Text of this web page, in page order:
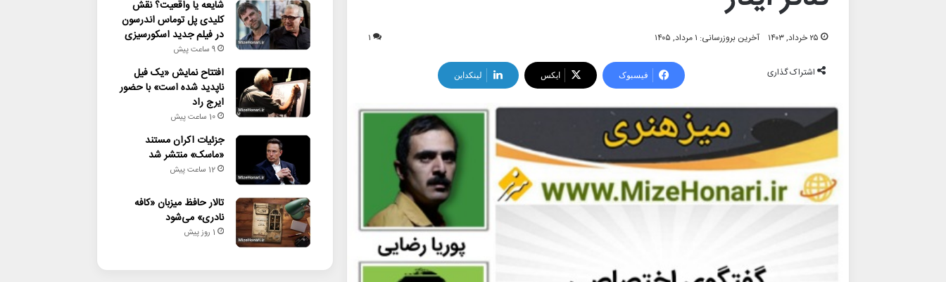
۲۵ خرداد, ۱۴۰۳ آخرین بروزرسانی: ۱ مرداد, ۱۴۰۵ ۱
اشتراک گذاری فیسبوک ایکس لینکداین
شایعه یا واقعیت؟ نقش
کلیدی پل توماس اندرسون
در فیلم جدید اسکورسیزی
9 ساعت پیش
افتتاح نمایش «یک فیل
ناپدید شده است» با حضور
ایرج راد
10 ساعت پیش
جزئیات اکران مستند
«ماسک» منتشر شد
12 ساعت پیش
تالار حافظ میزبان «کافه
نادری» می‌شود
1 روز پیش